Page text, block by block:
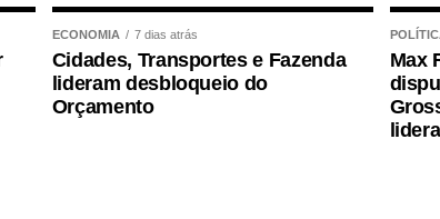
afirmou que não há irregularidades na
Carmona possui todos os direitos garantidos
como o prêmio saúde, desde que atendidos os
ECONOMIA 7 dias atrás
Cidades, Transportes e Fazenda
lideram desbloqueio do
Orçamento
Max